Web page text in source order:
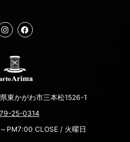
東かがわ市三本松1526-1
25-0314
PM7:00 CLOSE / 火曜日